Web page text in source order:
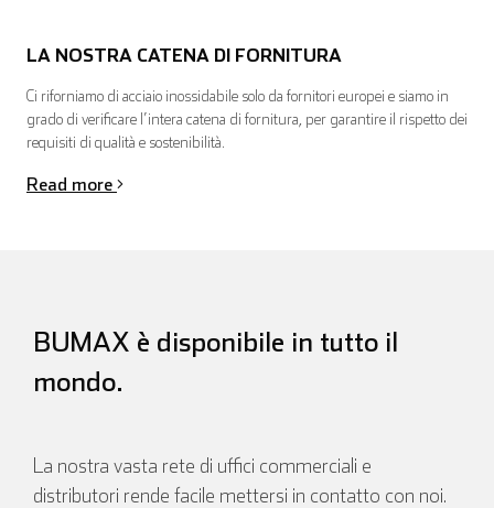
LA NOSTRA CATENA DI FORNITURA
Ci riforniamo di acciaio inossidabile solo da fornitori europei e siamo in
grado di verificare l’intera catena di fornitura, per garantire il rispetto dei
requisiti di qualità e sostenibilità.
Read more
BUMAX è disponibile in tutto il
mondo.
La nostra vasta rete di uffici commerciali e
distributori rende facile mettersi in contatto con noi.